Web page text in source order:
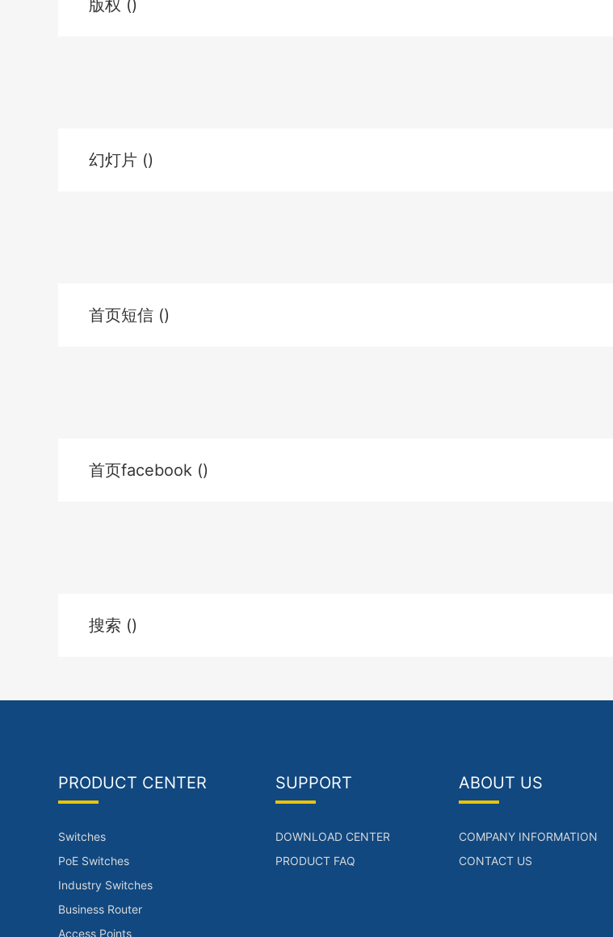
版权 ()
幻灯片 ()
首页短信 ()
首页facebook ()
搜索 ()
PRODUCT CENTER
Switches
PoE Switches
Industry Switches
Business Router
Access Points
SUPPORT
DOWNLOAD CENTER
PRODUCT FAQ
ABOUT US
COMPANY INFORMATION
CONTACT US